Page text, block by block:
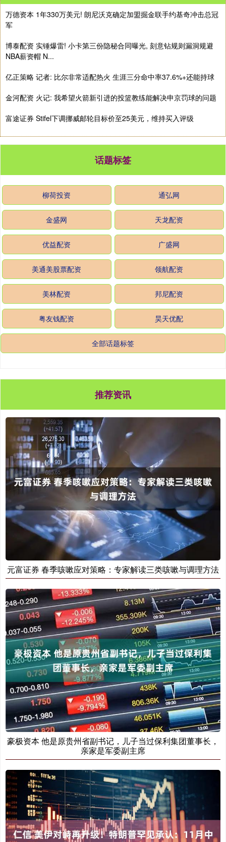
万德资本 1年330万美元! 朗尼沃克确定加盟掘金联手约基奇冲击总冠
军
博泰配资 实锤爆雷! 小卡第三份隐秘合同曝光, 刻意钻规则漏洞规避
NBA薪资帽 N...
亿正策略 记者: 比尔非常适配热火 生涯三分命中率37.6%+还能持球
金河配资 火记: 我希望火箭新引进的投篮教练能解决申京罚球的问题
富途证券 Stifel下调挪威邮轮目标价至25美元，维持买入评级
话题标签
柳荷投资 通弘网
金盛网 天龙配资
优益配资 广盛网
美通美股票配资 领航配资
美林配资 邦尼配资
粤友钱配资 昊天优配
全部话题标签
推荐资讯
元富证券 春季咳嗽应对策略：专家解读三类咳嗽与调理方法
豪极资本 他是原贵州省副书记，儿子当过保利集团董事长，
亲家是军委副主席